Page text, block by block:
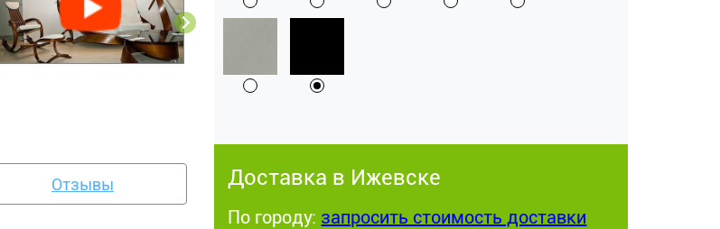
Отзывы Доставка в Ижевске
По городу: запросить стоимость доставки